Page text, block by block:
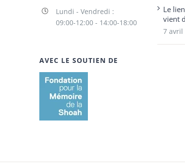
Lundi - Vendredi :
09:00-12:00 - 14:00-18:00
AVEC LE SOUTIEN DE
Le
vient
7 avril